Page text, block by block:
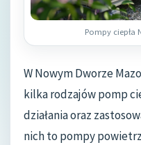
Pompy ciepła
W Nowym Dworze
kilka rodzajów pomp
działania oraz
nich to pompy